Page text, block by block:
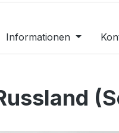
Informationen